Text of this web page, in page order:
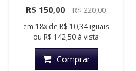
R$ 150,00 R$ 220,00
em 18x de R$ 10,34 iguais
ou R$ 142,50 à vista
Comprar